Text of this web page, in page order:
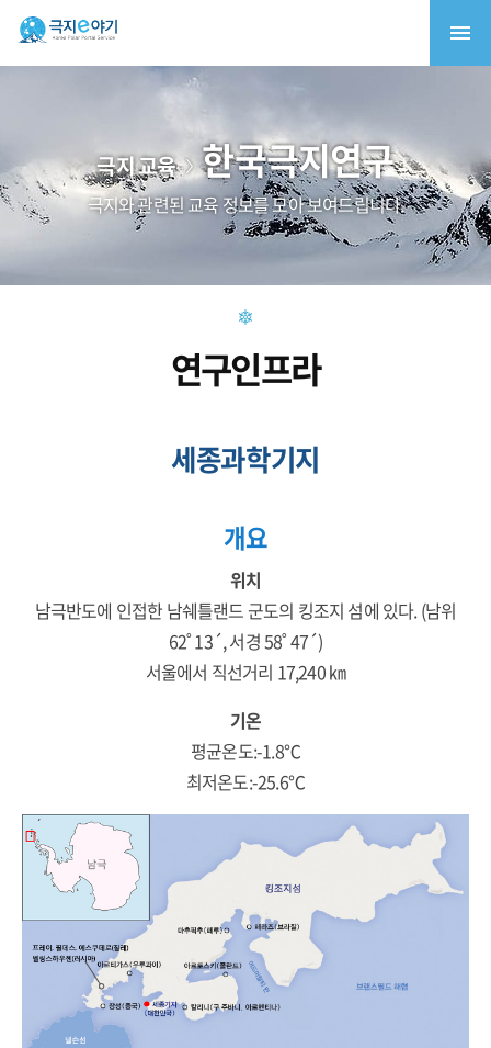
극지 교육 한국극지연구
극지와 관련된 교육 정보를 모아 보여드립니다.
연구인프라
세종과학기지
개요
위치
남극반도에 인접한 남쉐틀랜드 군도의 킹조지 섬에 있다. (남위
62˚ 13´, 서경 58˚ 47´)
서울에서 직선거리 17,240 ㎞
기온
평균온도:-1.8℃
최저온도:-25.6℃